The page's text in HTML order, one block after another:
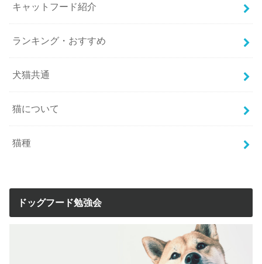
キャットフード紹介
ランキング・おすすめ
犬猫共通
猫について
猫種
ドッグフード勉強会